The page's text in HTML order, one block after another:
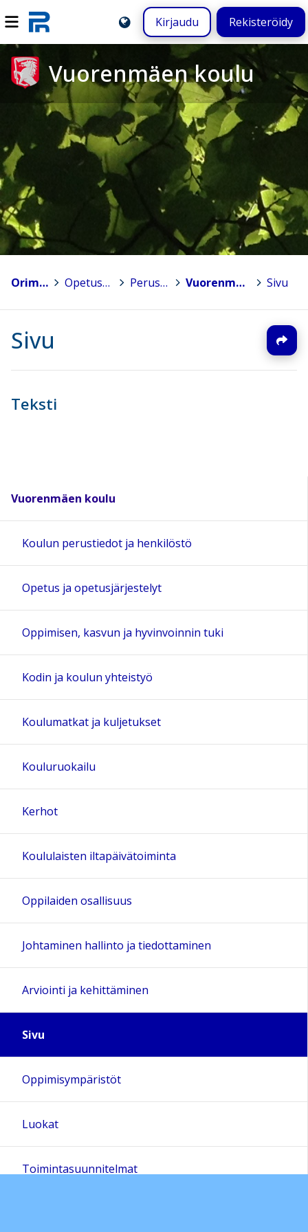
Kirjaudu Rekisteröidy
Vuorenmäen koulu
Orimattila > Opetuspalvelut > Peruskoulut Vuorenmäen koulu Sivu
Sivu
Teksti
Vuorenmäen koulu
Koulun perustiedot ja henkilöstö
Opetus ja opetusjärjestelyt
Oppimisen, kasvun ja hyvinvoinnin tuki
Kodin ja koulun yhteistyö
Koulumatkat ja kuljetukset
Kouluruokailu
Kerhot
Koululaisten iltapäivätoiminta
Oppilaiden osallisuus
Johtaminen hallinto ja tiedottaminen
Arviointi ja kehittäminen
Sivu
Oppimisympäristöt
Luokat
Toimintasuunnitelmat